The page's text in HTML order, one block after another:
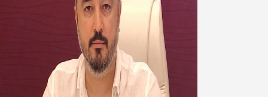
Oğuzbeyi’nden Balıkesirspor